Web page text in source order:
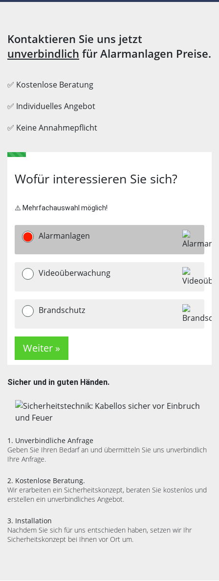
Kontaktieren Sie uns jetzt
unverbindlich für Alarmanlagen Preise.
✅ Kostenlose Beratung
✅ Individuelles Angebot
✅ Keine Annahmepflicht
Wofür interessieren Sie sich?
⚠️ Mehrfachauswahl möglich!
Alarmanlagen
Videoüberwachung
Brandschutz
Sicher und in guten Händen.
1. Unverbindliche Anfrage
Geben Sie Ihren Bedarf an und übermitteln Sie uns unverbindlich
Ihre Anfrage.
2. Kostenlose Beratung.
Wir erarbeiten ein Sicherheitskonzept, beraten Sie kostenlos und
erstellen ein unverbindliches Angebot.
3. Installation
Nachdem Sie sich für uns entschieden haben, setzen wir Ihr
Sicherheitskonzept bei Ihnen vor Ort um.